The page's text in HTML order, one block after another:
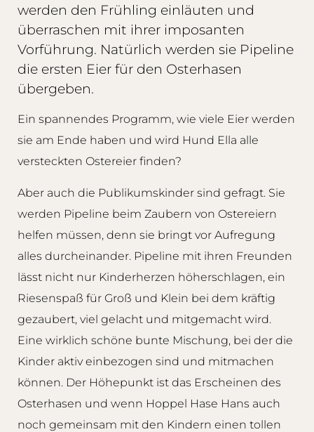
werden den Frühling einläuten und
überraschen mit ihrer imposanten
Vorführung. Natürlich werden sie Pipeline
die ersten Eier für den Osterhasen
übergeben.
Ein spannendes Programm, wie viele Eier werden
sie am Ende haben und wird Hund Ella alle
versteckten Ostereier finden?
Aber auch die Publikumskinder sind gefragt. Sie
werden Pipeline beim Zaubern von Ostereiern
helfen müssen, denn sie bringt vor Aufregung
alles durcheinander. Pipeline mit ihren Freunden
lässt nicht nur Kinderherzen höherschlagen, ein
Riesenspaß für Groß und Klein bei dem kräftig
gezaubert, viel gelacht und mitgemacht wird.
Eine wirklich schöne bunte Mischung, bei der die
Kinder aktiv einbezogen sind und mitmachen
können. Der Höhepunkt ist das Erscheinen des
Osterhasen und wenn Hoppel Hase Hans auch
noch gemeinsam mit den Kindern einen tollen